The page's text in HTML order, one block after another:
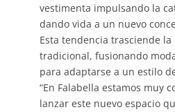
vestimenta impulsando la
dando vida a un nuevo
Esta tendencia trasciende
tradicional, fusionando
para adaptarse a un estilo
“En Falabella estamos muy
lanzar este nuevo espacio